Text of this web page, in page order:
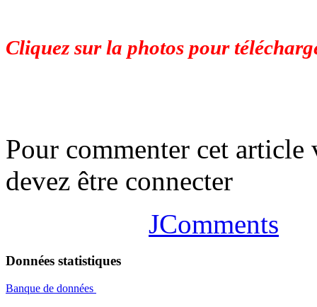
Cliquez sur la photos pour
Pour commenter cet article
devez être connecter
JComments
Données statistiques
Banque de données